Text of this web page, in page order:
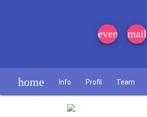
event_note
mail
home Info Profil Team